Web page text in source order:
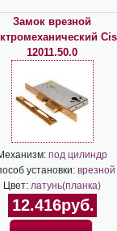
Замок врезной
12011.50.0
под цилиндр
установки: врезной
Цвет: латунь(планка)
12.416руб.